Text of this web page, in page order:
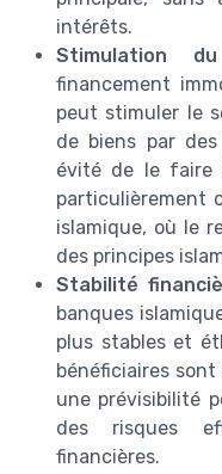
intérêts.
Stimulation
financement
peut stimuler le
de biens par
évité de le faire
particulièrement
islamique, où le
des principes
Stabilité
banques
plus stables et
bénéficiaires
une prévisibilité
des risques
financières.